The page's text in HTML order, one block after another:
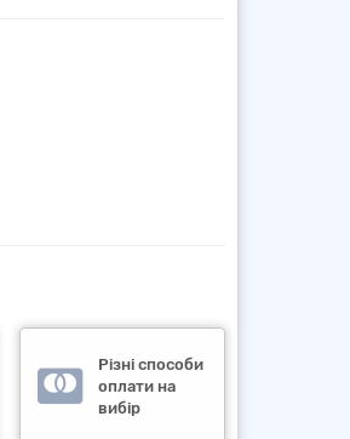
Різні способи
оплати на
вибір